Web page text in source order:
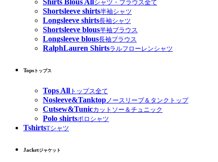
Shirts Blous Allシャツ・ブラウス全て
Shortsleeve shirts半袖シャツ
Longsleeve shirts長袖シャツ
Shortsleeve blous半袖ブラウス
Longsleeve blous長袖ブラウス
RalphLauren Shirtsラルフローレンシャツ
Tops トップス
Tops All トップス全て
Nosleeve&Tanktopノースリーブ＆タンクトップ
Cutsew&Tunicカットソー＆チュニック
Polo shirtsポロシャツ
TshirtsTシャツ
Jacketジャケット